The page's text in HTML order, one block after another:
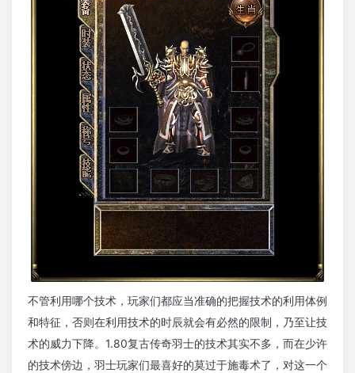
不管利用哪个技术，玩家们都应当准确的把握技术的利用体例
和特征，否则在利用技术的时辰就会有必然的限制，乃至让技
术的威力下降。1.80复古传奇羽士的技术其实不多，而在少许
的技术傍边，羽士玩家们最喜好的莫过于施毒术了，对这一个